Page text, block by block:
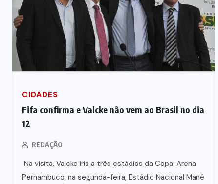
CIDADES
Fifa confirma e Valcke não vem ao Brasil no dia
12
REDAÇÃO
Na visita, Valcke iria a três estádios da Copa: Arena
Pernambuco, na segunda-feira, Estádio Nacional Mané